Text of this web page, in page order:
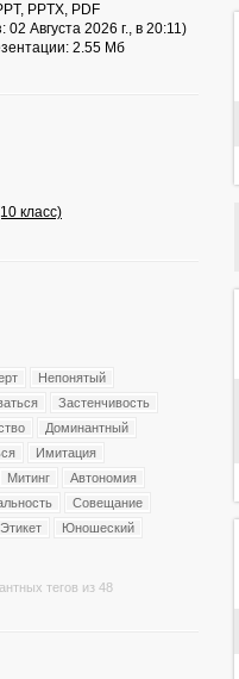
, PPTX, PDF
Августа 2026 г., в 20:11)
2.55 Мб
класс)
Непонятый
Застенчивость
Доминантный
Имитация
Митинг
Автономия
Совещание
Этикет
Юношеский
тегов из 48